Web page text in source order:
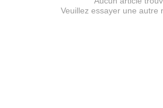
Veuillez essayer une autre